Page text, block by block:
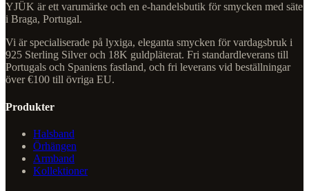
YJÜK är ett varumärke och en e-handelsbutik för smycken med säte
i Braga, Portugal.
Vi är specialiserade på lyxiga, eleganta smycken för vardagsbruk i
925 Sterling Silver och 18K guldpläterat. Fri standardleverans till
Portugals och Spaniens fastland, och fri leverans vid beställningar
över €100 till övriga EU.
Produkter
Halsband
Örhängen
Armband
Kollektioner